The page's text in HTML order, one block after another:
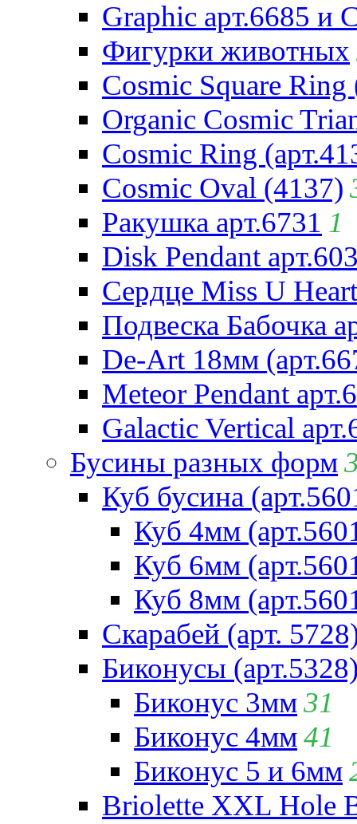
Graphic арт.6685 и
Фигурки животных
Cosmic Square Ring
Organic Cosmic
Cosmic Ring
Cosmic Oval (4137)
Ракушка арт.6731 1
Disk Pendant
Сердце Miss U
Подвеска Бабочка
De-Art 18мм
Meteor Pendant
Galactic Vertical
Бусины разных форм
Куб бусина
Куб 4мм
Куб 6мм
Куб 8мм
Скарабей (арт.
Биконусы
Биконус 3мм31
Биконус 4мм41
Биконус 5 и 6мм
Briolette XXL Hole